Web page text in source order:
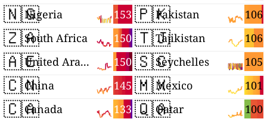
🇳🇬 153
Nigeria
🇿🇦 150
South Africa
🇦🇪 150
United Arab Emirates
🇨🇳 145
China
🇨🇦 133
Canada
🇵🇰 106
Pakistan
🇹🇯 106
Tajikistan
🇸🇨 105
Seychelles
🇲🇽 101
Mexico
🇶🇦 100
Qatar